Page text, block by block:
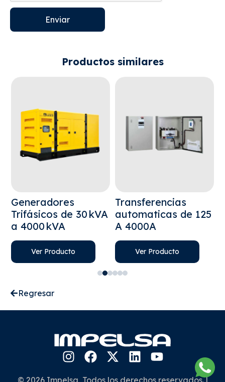
Enviar
Productos similares
Generadores
Trifásicos de 30 kVA
a 4000 kVA
Ver Producto
Transferencias
automaticas de 125
A 4000A
Ver Producto
Regresar
© 2026 Impelsa, Todos los derechos reservados. |